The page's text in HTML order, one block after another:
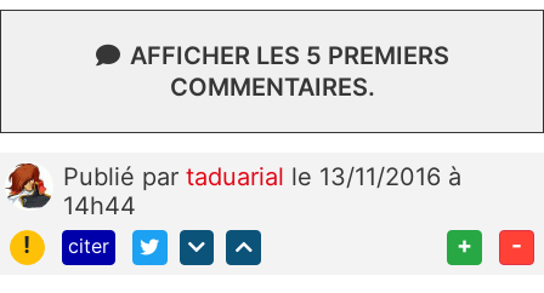
AFFICHER LES 5 PREMIERS
COMMENTAIRES.
Publié par taduarial le 13/11/2016 à
14h44
!
citer + -